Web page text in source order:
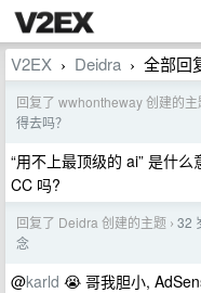
V2EX › Deidra › 全部回
回复了 wwhontheway 创建的主
得去吗？
“用不上最顶级的 ai” 是什
CC 吗?
回复了 Deidra 创建的主题 › 32
念
@karld 😭 哥我胆小,